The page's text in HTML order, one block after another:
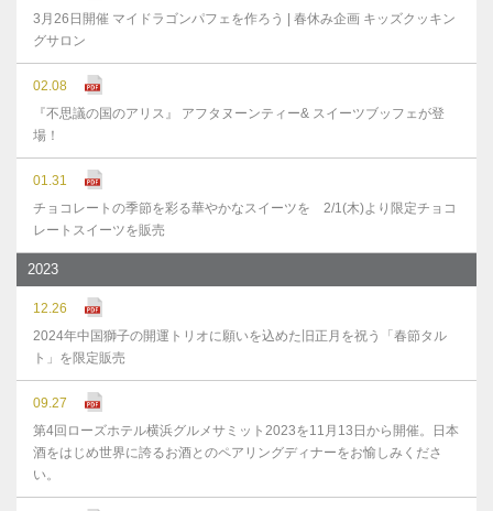
3月26日開催 マイドラゴンパフェを作ろう | 春休み企画 キッズクッキン
グサロン
02.08
『不思議の国のアリス』 アフタヌーンティー& スイーツブッフェが登
場！
01.31
チョコレートの季節を彩る華やかなスイーツを 2/1(木)より限定チョコ
レートスイーツを販売
2023
12.26
2024年中国獅子の開運トリオに願いを込めた旧正月を祝う「春節タル
ト」を限定販売
09.27
第4回ローズホテル横浜グルメサミット2023を11月13日から開催。日本
酒をはじめ世界に誇るお酒とのペアリングディナーをお愉しみくださ
い。